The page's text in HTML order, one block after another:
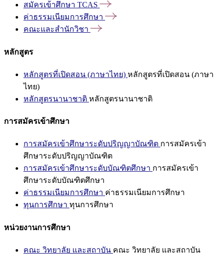
สมัครเข้าศึกษา TCAS
ค่าธรรมเนียมการศึกษา
คณะและสำนักวิชา
หลักสูตร
หลักสูตรที่เปิดสอน (ภาษาไทย) หลักสูตรที่เปิดสอน (ภาษา
ไทย)
หลักสูตรนานาชาติ หลักสูตรนานาชาติ
การสมัครเข้าศึกษา
การสมัครเข้าศึกษาระดับปริญญาบัณฑิต การสมัครเข้า
ศึกษาระดับปริญญาบัณฑิต
การสมัครเข้าศึกษาระดับบัณฑิตศึกษา การสมัครเข้า
ศึกษาระดับบัณฑิตศึกษา
ค่าธรรมเนียมการศึกษา ค่าธรรมเนียมการศึกษา
ทุนการศึกษา ทุนการศึกษา
หน่วยงานการศึกษา
คณะ วิทยาลัย และสถาบัน คณะ วิทยาลัย และสถาบัน